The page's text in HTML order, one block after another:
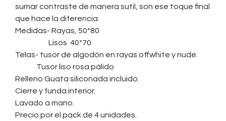
sumar contraste de manera sutil, son ese toque final
que hace la diferencia.
Medidas- Rayas, 50*80
Lisos 40*70
Telas- tusor de algodón en rayas offwhite y nude.
Tusor liso rosa pálido
Relleno Guata siliconada incluido.
Cierre y funda interior.
Lavado a mano.
Precio por el pack de 4 unidades.